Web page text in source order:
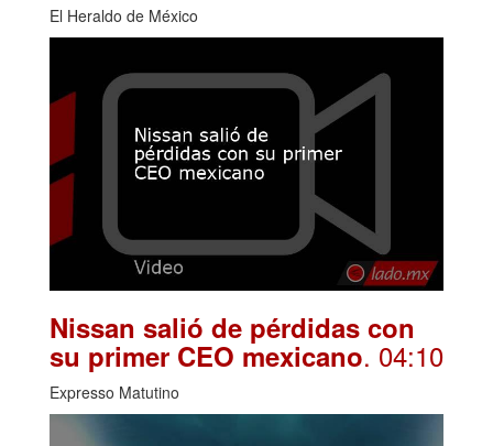
El Heraldo de México
Nissan salió de pérdidas con
su primer CEO mexicano. 04:10
Expresso Matutino